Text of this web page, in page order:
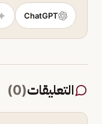
ChatGPT
التعليقات(
0
)